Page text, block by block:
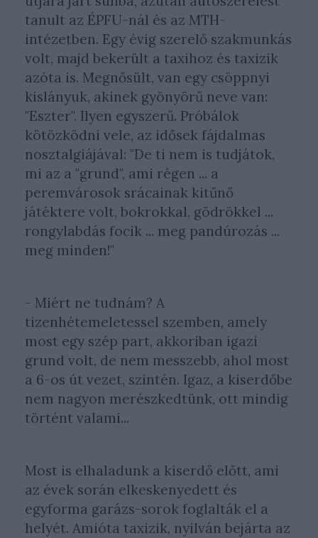
tanult az ÉPFU-nál és az MTH-
intézetben. Egy évig szerelő szakmunkás
volt, majd bekerült a taxihoz és taxizik
azóta is. Megnősült, van egy csöppnyi
kislányuk, akinek gyönyörű neve van:
"Eszter". Ilyen egyszerű. Próbálok
kötözködni vele, az idősek fájdalmas
nosztalgiájával: "De ti nem is tudjátok,
mi az a "grund", ami régen ... a
peremvárosok srácainak kitűnő
játéktere volt, bokrokkal, gödrökkel ...
rongylabdás focik ... meg pandúrozás ...
meg minden!"
- Miért ne tudnám? A
tizenhétemeletessel szemben, amely
most egy szép part, akkoriban igazi
grund volt, de nem messzebb, ahol most
a 6-os út vezet, szintén. Igaz, a kiserdőbe
nem nagyon merészkedtünk, ott mindig
történt valami...
Most is elhaladunk a kiserdő előtt, ami
az évek során elkeskenyedett és
egyforma garázs-sorok foglalták el a
helyét. Amióta taxizik, nyilván bejárta az